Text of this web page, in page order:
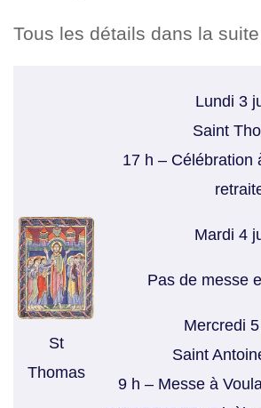
Tous les détails dans la
St
Thomas
Lundi 3
Saint
17 h – Célébration
Mardi 4
Pas de messe
Mercredi
Saint
9 h – Messe à